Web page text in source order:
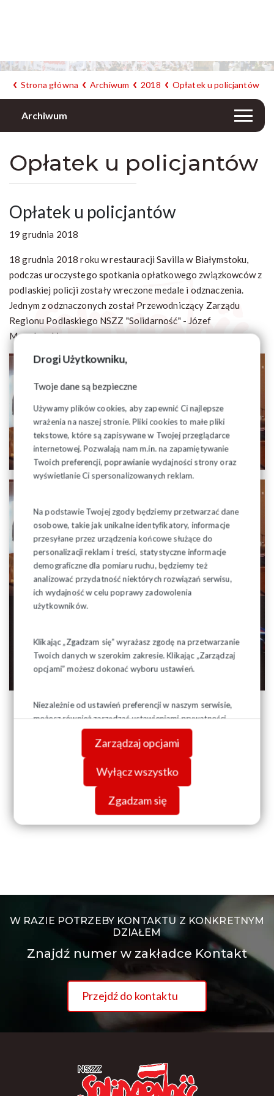
Drogi Użytkowniku,
Twoje dane są bezpieczne
Używamy plików cookies, aby zapewnić Ci najlepsze
wrażenia na naszej stronie. Pliki cookies to małe pliki
tekstowe, które są zapisywane w Twojej przeglądarce
internetowej. Pozwalają nam m.in. na zapamiętywanie
Twoich preferencji, poprawianie wydajności strony oraz
wyświetlanie Ci spersonalizowanych reklam.
Na podstawie Twojej zgody będziemy przetwarzać dane
osobowe, takie jak unikalne identyfikatory, informacje
przesyłane przez urządzenia końcowe służące do
personalizacji reklam i treści, statystyczne informacje
demograficzne dla pomiaru ruchu, będziemy też
analizować przydatność niektórych rozwiązań serwisu,
ich wydajność w celu poprawy zadowolenia
użytkowników.
Klikając „Zgadzam się” wyrażasz zgodę na przetwarzanie
Twoich danych w szerokim zakresie. Klikając „Zarządzaj
opcjami” możesz dokonać wyboru ustawień.
Niezależnie od ustawień preferencji w naszym serwisie,
możesz również zarządzać ustawieniami prywatności
swojej przeglądarki. Więcej informacji o przetwarzaniu
danych znajdziesz wPolityce prywatności.
Zarządzaj opcjami
Wyłącz wszystko
Zgadzam się
Strona główna Archiwum 2018 Opłatek u policjantów
Archiwum
Opłatek u policjantów
Opłatek u policjantów
19 grudnia 2018
18 grudnia 2018 roku w restauracji Savilla w Białymstoku,
podczas uroczystego spotkania opłatkowego związkowców z
podlaskiej policji zostały wreczone medale i odznaczenia.
Jednym z odznaczonych został Przewodniczący Zarządu
Regionu Podlaskiego NSZZ "Solidarność" - Józef
Mozolewski.
W RAZIE POTRZEBY KONTAKTU Z KONKRETNYM
DZIAŁEM
Znajdź numer w zakładce Kontakt
Przejdź do kontaktu